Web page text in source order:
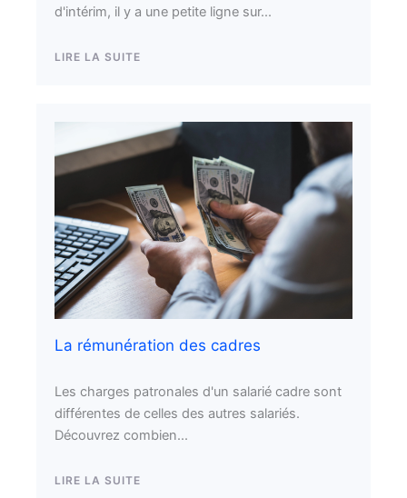
d'intérim, il y a une petite ligne sur...
LIRE LA SUITE
La rémunération des cadres
Les charges patronales d'un salarié cadre sont
différentes de celles des autres salariés.
Découvrez combien...
LIRE LA SUITE